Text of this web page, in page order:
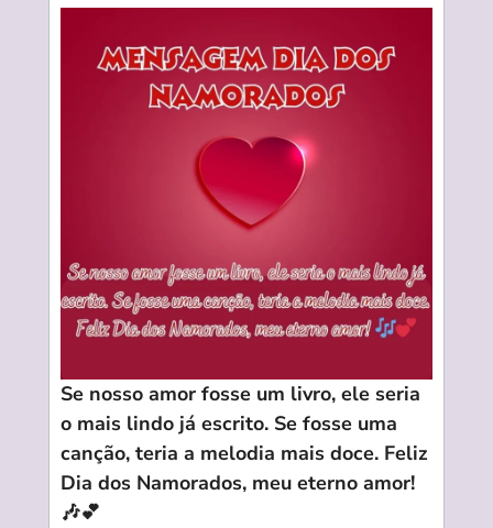
Se nosso amor fosse um livro, ele seria
o mais lindo já escrito. Se fosse uma
canção, teria a melodia mais doce. Feliz
Dia dos Namorados, meu eterno amor!
🎶💕